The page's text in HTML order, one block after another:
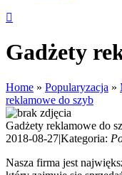
Gadżety
Home » Popularyzacja »
reklamowe do szyb
Gadżety reklamowe do
2018-08-27|Kategoria:
Nasza firma jest